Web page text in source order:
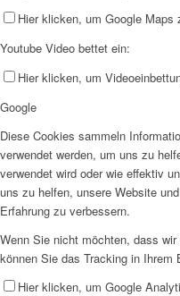
Hier klicken, um Google Maps
Youtube Video bettet ein:
Hier klicken, um
Google
Diese Cookies sammeln
verwendet werden, um uns zu
verwendet wird oder wie effektiv
uns zu helfen, unsere Website
Erfahrung zu verbessern.
Wenn Sie nicht möchten, dass
können Sie das Tracking in Ihrem
Hier klicken, um Google